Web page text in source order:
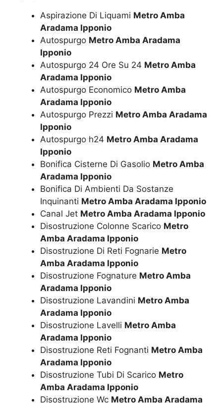
Aspirazione Di Liquami Metro Amba
Aradama Ipponio
Autospurgo Metro Amba Aradama
Ipponio
Autospurgo 24 Ore Su 24 Metro Amba
Aradama Ipponio
Autospurgo Economico Metro Amba
Aradama Ipponio
Autospurgo Prezzi Metro Amba Aradama
Ipponio
Autospurgo h24 Metro Amba Aradama
Ipponio
Bonifica Cisterne Di Gasolio Metro Amba
Aradama Ipponio
Bonifica Di Ambienti Da Sostanze
Inquinanti Metro Amba Aradama Ipponio
Canal Jet Metro Amba Aradama Ipponio
Disostruzione Colonne Scarico Metro
Amba Aradama Ipponio
Disostruzione Di Reti Fognarie Metro
Amba Aradama Ipponio
Disostruzione Fognature Metro Amba
Aradama Ipponio
Disostruzione Lavandini Metro Amba
Aradama Ipponio
Disostruzione Lavelli Metro Amba
Aradama Ipponio
Disostruzione Reti Fognanti Metro Amba
Aradama Ipponio
Disostruzione Tubi Di Scarico Metro
Amba Aradama Ipponio
Disostruzione Wc Metro Amba Aradama